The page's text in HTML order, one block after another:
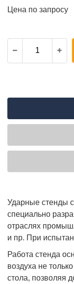
Цена по запросу
Ударные стенды
специально
отраслях
и пр. При
Работа стенда
воздуха не
стола, позволяя